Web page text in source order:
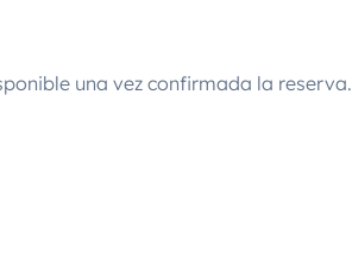
una vez confirmada la reserva.